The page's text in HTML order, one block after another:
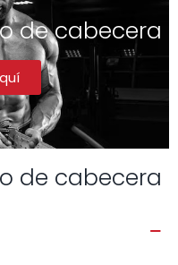
de cabecera
de cabecera